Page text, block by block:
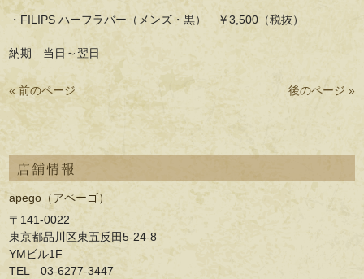
・FILIPS ハーフラバー（メンズ・黒） ￥3,500（税抜）
納期 当日～翌日
« 前のページ 後のページ »
店舗情報
apego（アペーゴ）
〒141-0022
東京都品川区東五反田5-24-8
YMビル1F
TEL 03-6277-3447